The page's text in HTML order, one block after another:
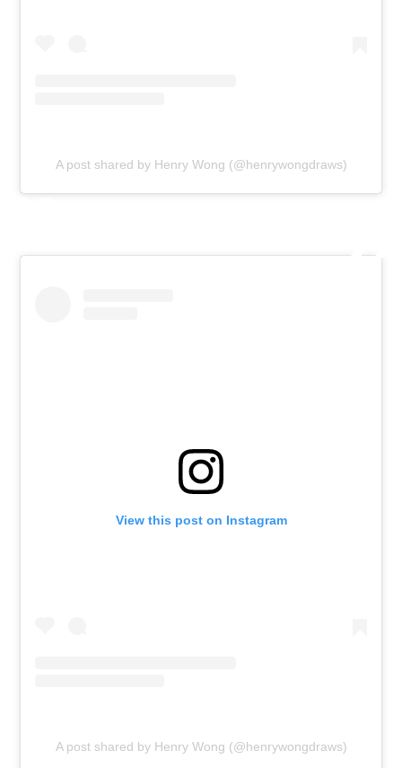
A post shared by Henry Wong (@henrywongdraws)
View this post on Instagram
A post shared by Henry Wong (@henrywongdraws)